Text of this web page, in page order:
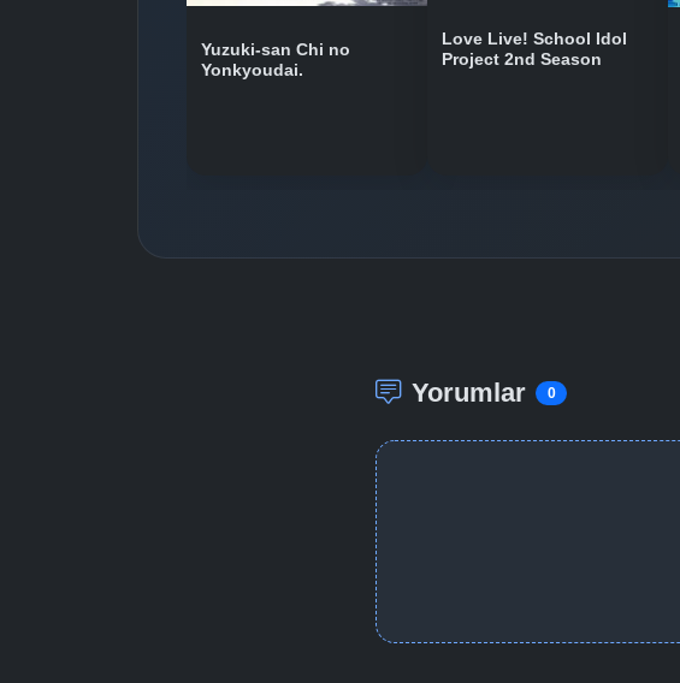
Yuzuki-san Chi no
Yonkyoudai.
Love Live! School Idol
Project 2nd Season
Yorumlar 0